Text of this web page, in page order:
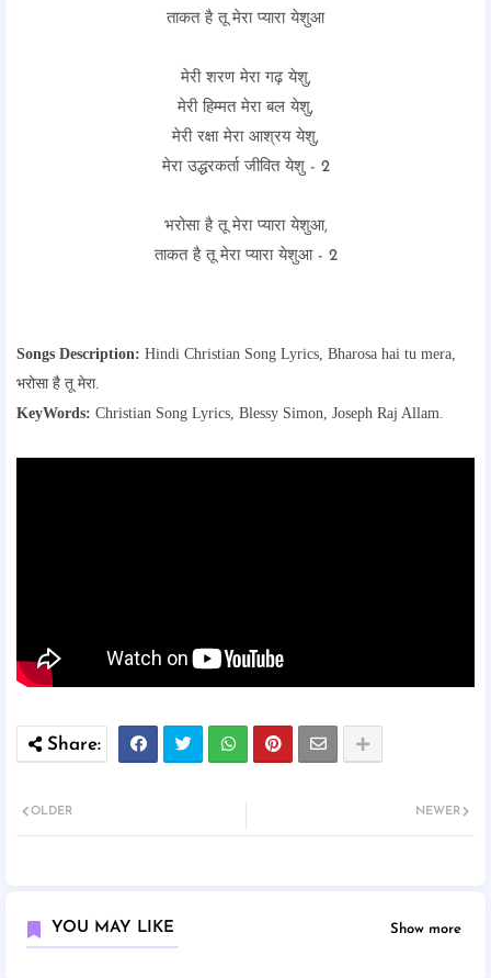
ताकत है तू मेरा प्यारा येशुआ
मेरी शरण मेरा गढ़ येशु,
मेरी हिम्मत मेरा बल येशु,
मेरी रक्षा मेरा आश्रय येशु,
मेरा उद्धरकर्ता जीवित येशु - 2
भरोसा है तू मेरा प्यारा येशुआ,
ताकत है तू मेरा प्यारा येशुआ - 2
Songs Description: Hindi Christian Song Lyrics, Bharosa hai tu mera,
भरोसा है तू मेरा.
KeyWords: Christian Song Lyrics, Blessy Simon, Joseph Raj Allam.
NEWER
OLDER
YOU MAY LIKE Show more